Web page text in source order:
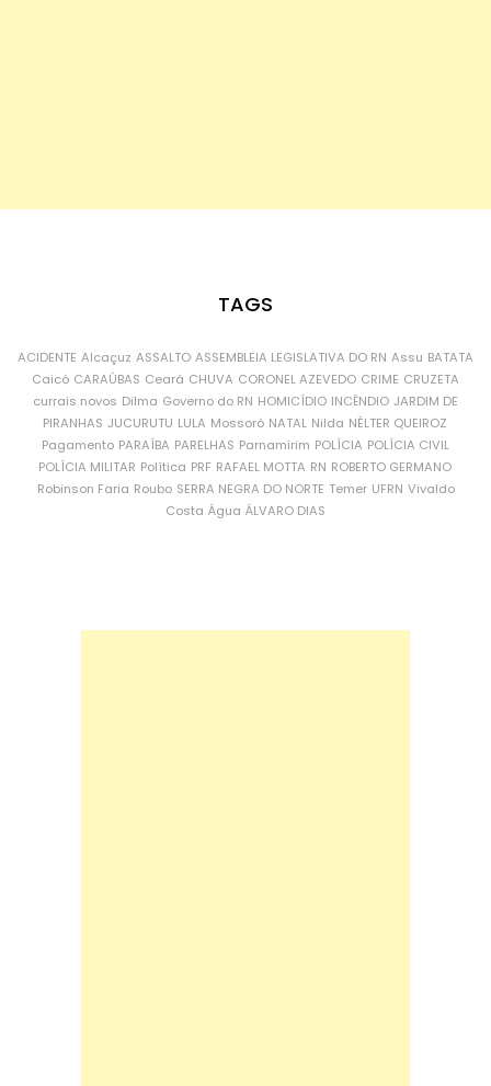
TAGS
ACIDENTE Alcaçuz ASSALTO ASSEMBLEIA LEGISLATIVA DO RN Assu BATATA
Caicó CARAÚBAS Ceará CHUVA CORONEL AZEVEDO CRIME CRUZETA
currais novos Dilma Governo do RN HOMICÍDIO INCÊNDIO JARDIM DE
PIRANHAS JUCURUTU LULA Mossoró NATAL Nilda NÉLTER QUEIROZ
Pagamento PARAÍBA PARELHAS Parnamirim POLÍCIA POLÍCIA CIVIL
POLÍCIA MILITAR Política PRF RAFAEL MOTTA RN ROBERTO GERMANO
Robinson Faria Roubo SERRA NEGRA DO NORTE Temer UFRN Vivaldo
Costa Água ÁLVARO DIAS